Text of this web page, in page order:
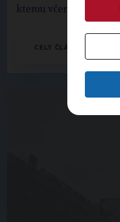
kterou včera
CELÝ ČLÁNEK